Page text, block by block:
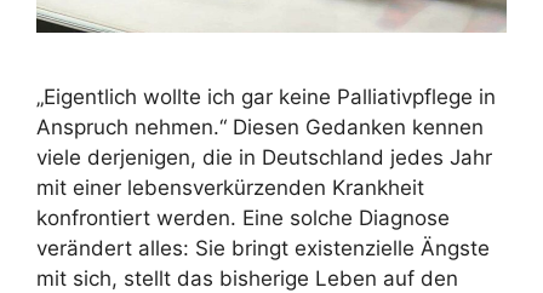
„Eigentlich wollte ich gar keine Palliativpflege in
Anspruch nehmen.“ Diesen Gedanken kennen
viele derjenigen, die in Deutschland jedes Jahr
mit einer lebensverkürzenden Krankheit
konfrontiert werden. Eine solche Diagnose
verändert alles: Sie bringt existenzielle Ängste
mit sich, stellt das bisherige Leben auf den